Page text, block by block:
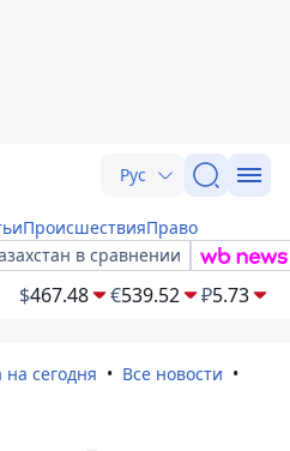
Рус
ПроисшествияПраво
в сравнении
$467.48 €539.52 ₽5.73
сегодня
Все новости